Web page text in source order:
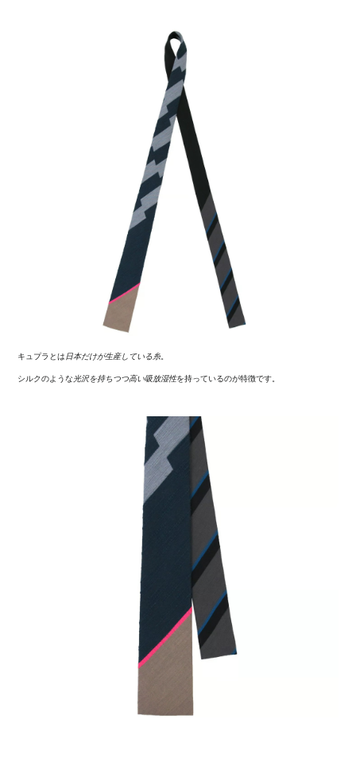
キュプラとは日本だけが生産している糸。
シルクのような光沢を持ちつつ高い吸放湿性を持っているのが特徴です。